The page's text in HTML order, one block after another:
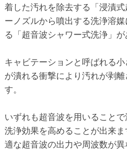
着した汚れを除去する「浸漬
ーノズルから噴出する洗浄溶
る「超音波シャワー式洗浄」が
キャビテーションと呼ばれる
が潰れる衝撃により汚れが剥
す。
いずれも超音波を用いることで
洗浄効果を高めることが出来
適な超音波の出力や周波数が